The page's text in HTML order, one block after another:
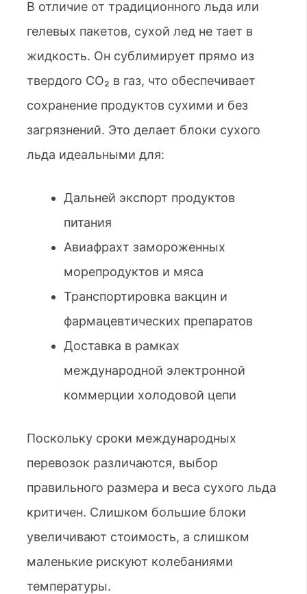
В отличие от традиционного льда или
гелевых пакетов, сухой лед не тает в
жидкость. Он сублимирует прямо из
твердого CO₂ в газ, что обеспечивает
сохранение продуктов сухими и без
загрязнений. Это делает блоки сухого
льда идеальными для:
Дальней экспорт продуктов
питания
Авиафрахт замороженных
морепродуктов и мяса
Транспортировка вакцин и
фармацевтических препаратов
Доставка в рамках
международной электронной
коммерции холодовой цепи
Поскольку сроки международных
перевозок различаются, выбор
правильного размера и веса сухого льда
критичен. Слишком большие блоки
увеличивают стоимость, а слишком
маленькие рискуют колебаниями
температуры.